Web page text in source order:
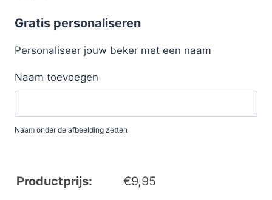
Gratis personaliseren
Personaliseer jouw beker met een naam
Naam toevoegen
Naam onder de afbeelding zetten
Productprijs: €9,95